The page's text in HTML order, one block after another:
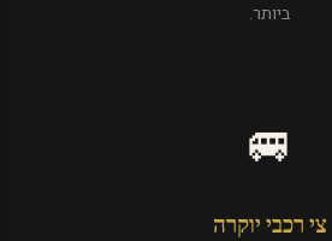
ביותר.
🚐
צי רכבי יוקרה